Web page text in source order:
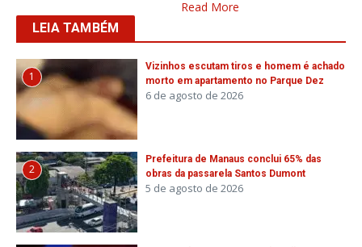
Read More
LEIA TAMBÉM
1
Vizinhos escutam tiros e homem é achado
morto em apartamento no Parque Dez
6 de agosto de 2026
2
Prefeitura de Manaus conclui 65% das
obras da passarela Santos Dumont
5 de agosto de 2026